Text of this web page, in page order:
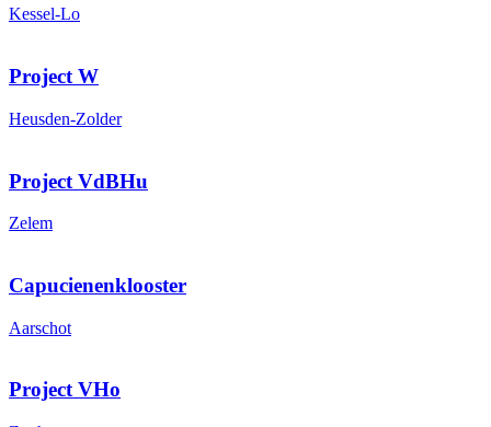
Kessel-Lo
Project W
Heusden-Zolder
Project VdBHu
Zelem
Capucienenklooster
Aarschot
Project VHo